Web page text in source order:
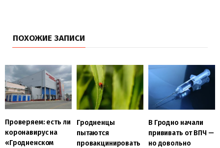
ПОХОЖИЕ ЗАПИСИ
Проверяем: есть ли
коронавирус на
«Гродненском
Гродненцы
пытаются
провакцинировать
В Гродно начали
прививать от ВПЧ —
но довольно